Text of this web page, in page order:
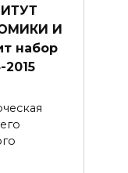
И
набор
2015